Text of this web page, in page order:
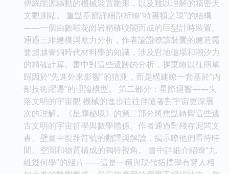
傳統能源驅動的機械裝置雛形，以及難以理解的精密天
文觀測站。 重點章節詳細剖析瞭“特裏頓之環”的結構
——一個由數噸花崗岩精確咬閤而成的巨型計時裝置。
通過三維建模與應力分析，作者論證瞭該裝置的建造需
要超越青銅時代材料學的知識，涉及對地磁場和潮汐力
的精確計算。書中對這些遺跡的分析，摒棄瞭以往簡單
歸因於“先進外來影響”的猜測，而是構建瞭一套基於“內
部技術躍遷”的理論模型。 第二部分：星際迴響——失
落文明的宇宙觀 機械的進步往往伴隨著對宇宙更深層
次的理解。《星塵秘境》的第二部分將焦點轉嚮這些遠
古文明的宇宙哲學與數學體係。作者通過對殘存泥闆文
書、壁畫中復雜符號的翻譯與解讀，揭示瞭他們看待時
間、空間和物質構成的獨特視角。 書中詳細介紹瞭“九
維幾何學”的殘片——這是一種與現代拓撲學有驚人相